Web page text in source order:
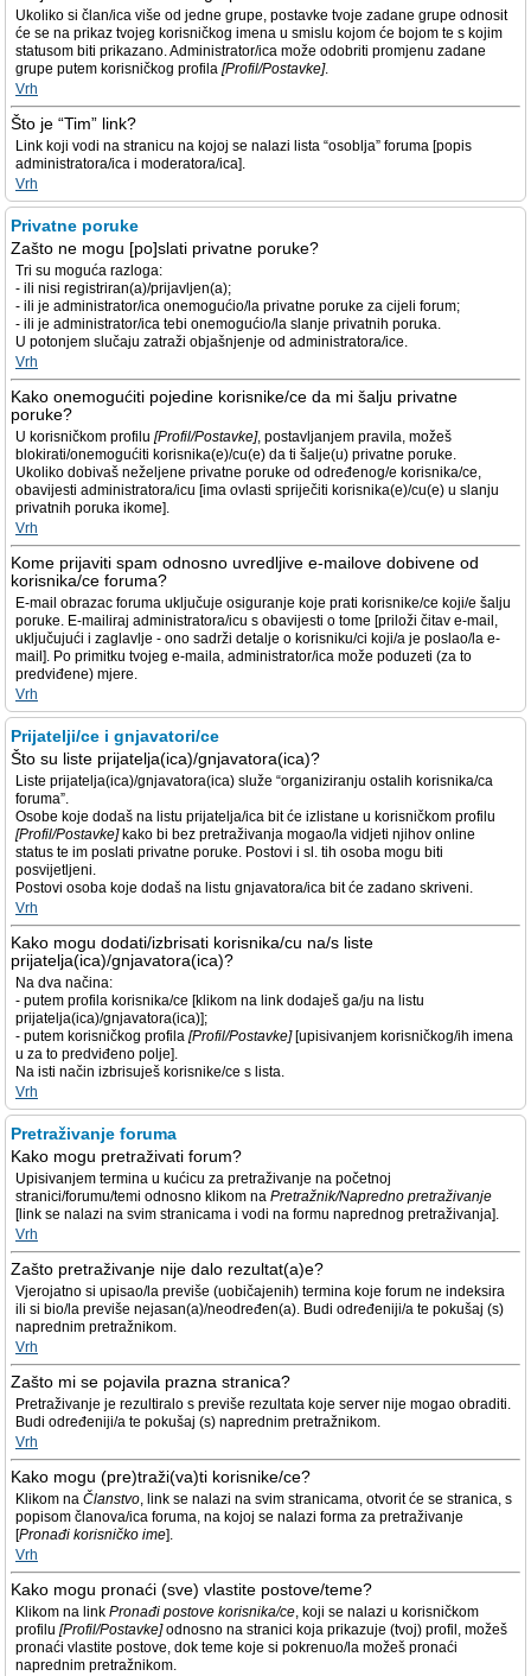
Ukoliko si član/ica više od jedne grupe, postavke tvoje zadane grupe odnosit
će se na prikaz tvojeg korisničkog imena u smislu kojom će bojom te s kojim
statusom biti prikazano. Administrator/ica može odobriti promjenu zadane
grupe putem korisničkog profila [Profil/Postavke].
Vrh
Što je “Tim” link?
Link koji vodi na stranicu na kojoj se nalazi lista “osoblja” foruma [popis
administratora/ica i moderatora/ica].
Vrh
Privatne poruke
Zašto ne mogu [po]slati privatne poruke?
Tri su moguća razloga:
- ili nisi registriran(a)/prijavljen(a);
- ili je administrator/ica onemogućio/la privatne poruke za cijeli forum;
- ili je administrator/ica tebi onemogućio/la slanje privatnih poruka.
U potonjem slučaju zatraži objašnjenje od administratora/ice.
Vrh
Kako onemogućiti pojedine korisnike/ce da mi šalju privatne
poruke?
U korisničkom profilu [Profil/Postavke], postavljanjem pravila, možeš
blokirati/onemogućiti korisnika(e)/cu(e) da ti šalje(u) privatne poruke.
Ukoliko dobivaš neželjene privatne poruke od određenog/e korisnika/ce,
obavijesti administratora/icu [ima ovlasti spriječiti korisnika(e)/cu(e) u slanju
privatnih poruka ikome].
Vrh
Kome prijaviti spam odnosno uvredljive e-mailove dobivene od
korisnika/ce foruma?
E-mail obrazac foruma uključuje osiguranje koje prati korisnike/ce koji/e šalju
poruke. E-mailiraj administratora/icu s obavijesti o tome [priloži čitav e-mail,
uključujući i zaglavlje - ono sadrži detalje o korisniku/ci koji/a je poslao/la e-
mail]. Po primitku tvojeg e-maila, administrator/ica može poduzeti (za to
predviđene) mjere.
Vrh
Prijatelji/ce i gnjavatori/ce
Što su liste prijatelja(ica)/gnjavatora(ica)?
Liste prijatelja(ica)/gnjavatora(ica) služe “organiziranju ostalih korisnika/ca
foruma”.
Osobe koje dodaš na listu prijatelja/ica bit će izlistane u korisničkom profilu
[Profil/Postavke]kako bi bez pretraživanja mogao/la vidjeti njihov online
status te im poslati privatne poruke. Postovi i sl. tih osoba mogu biti
posvijetljeni.
Postovi osoba koje dodaš na listu gnjavatora/ica bit će zadano skriveni.
Vrh
Kako mogu dodati/izbrisati korisnika/cu na/s liste
prijatelja(ica)/gnjavatora(ica)?
Na dva načina:
- putem profila korisnika/ce [klikom na link dodaješ ga/ju na listu
prijatelja(ica)/gnjavatora(ica)];
- putem korisničkog profila [Profil/Postavke][upisivanjem korisničkog/ih imena
u za to predviđeno polje].
Na isti način izbrisuješ korisnike/ce s lista.
Vrh
Pretraživanje foruma
Kako mogu pretraživati forum?
Upisivanjem termina u kućicu za pretraživanje na početnoj
stranici/forumu/temi odnosno klikom na Pretražnik/Napredno pretraživanje
[link se nalazi na svim stranicama i vodi na formu naprednog pretraživanja].
Vrh
Zašto pretraživanje nije dalo rezultat(a)e?
Vjerojatno si upisao/la previše (uobičajenih) termina koje forum ne indeksira
ili si bio/la previše nejasan(a)/neodređen(a). Budi određeniji/a te pokušaj (s)
naprednim pretražnikom.
Vrh
Zašto mi se pojavila prazna stranica?
Pretraživanje je rezultiralo s previše rezultata koje server nije mogao obraditi.
Budi određeniji/a te pokušaj (s) naprednim pretražnikom.
Vrh
Kako mogu (pre)traži(va)ti korisnike/ce?
Klikom na Članstvo, link se nalazi na svim stranicama, otvorit će se stranica, s
popisom članova/ica foruma, na kojoj se nalazi forma za pretraživanje
[Pronađi korisničko ime].
Vrh
Kako mogu pronaći (sve) vlastite postove/teme?
Klikom na link Pronađi postove korisnika/ce, koji se nalazi u korisničkom
profilu [Profil/Postavke]odnosno na stranici koja prikazuje (tvoj) profil, možeš
pronaći vlastite postove, dok teme koje si pokrenuo/la možeš pronaći
naprednim pretražnikom.